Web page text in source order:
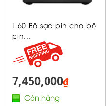
L 60 Bộ sạc pin cho bộ
pin...
7,450,000₫
Còn hàng